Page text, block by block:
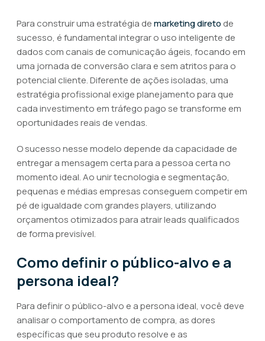
Para construir uma estratégia demarketing direto de
sucesso, é fundamental integrar o uso inteligente de
dados com canais de comunicação ágeis, focando em
uma jornada de conversão clara e sem atritos para o
potencial cliente. Diferente de ações isoladas, uma
estratégia profissional exige planejamento para que
cada investimento em tráfego pago se transforme em
oportunidades reais de vendas.
O sucesso nesse modelo depende da capacidade de
entregar a mensagem certa para a pessoa certa no
momento ideal. Ao unir tecnologia e segmentação,
pequenas e médias empresas conseguem competir em
pé de igualdade com grandes players, utilizando
orçamentos otimizados para atrair leads qualificados
de forma previsível.
Como definir o público-alvo e a
persona ideal?
Para definir o público-alvo e a persona ideal, você deve
analisar o comportamento de compra, as dores
específicas que seu produto resolve e as